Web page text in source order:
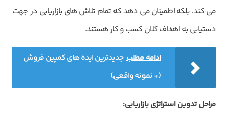
می کند، بلکه اطمینان می دهد که تمام تلاش های بازاریابی در جهت
دستیابی به اهداف کلان کسب و کار هستند.
ادامه مطلب جدیدترین ایده های کمپین فروش
(+ نمونه واقعی)
مراحل تدوین استراتژی بازاریابی: